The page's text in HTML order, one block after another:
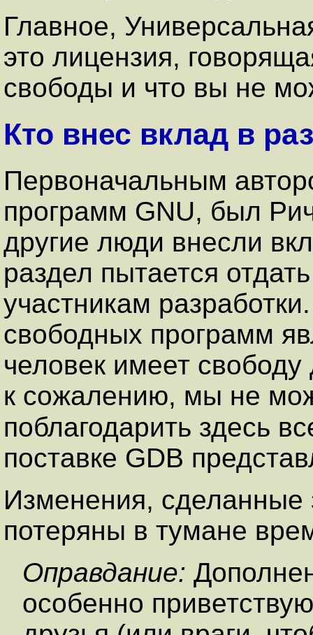
Главное,
это лицензия,
свободы и что вы не
Кто внес вклад в
Первоначальным
программ GNU, был
другие люди внесли
раздел пытается
участникам
свободных программ
человек имеет
к сожалению, мы не
поблагодарить здесь
поставке GDB
Изменения, сделанные
потеряны в тумане
Оправдание:
особенно